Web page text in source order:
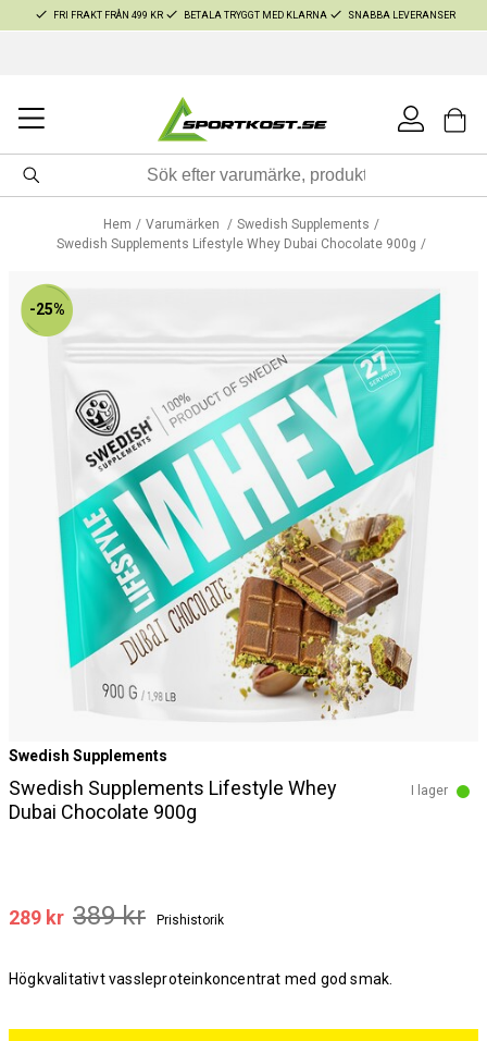
FRI FRAKT FRÅN 499 KR BETALA TRYGGT MED KLARNA SNABBA LEVERANSER
Hem Varumärken
Swedish Supplements
Swedish Supplements Lifestyle Whey Dubai Chocolate 900g
-25%
Swedish Supplements
Swedish Supplements Lifestyle Whey
Dubai Chocolate 900g
I lager
289 kr 389 kr Prishistorik
Högkvalitativt vassleproteinkoncentrat med god smak.